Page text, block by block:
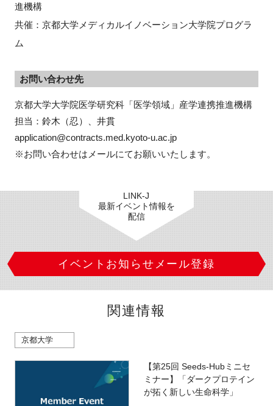
進機構
共催：京都大学メディカルイノベーション大学院プログラ
ム
お問い合わせ先
京都大学大学院医学研究科「医学領域」産学連携推進機構
担当：鈴木（忍）、井貫
application@contracts.med.kyoto-u.ac.jp
※お問い合わせはメールにてお願いいたします。
LINK-J
最新イベント情報を
配信
イベントお知らせメール登録
関連情報
京都大学
【第25回 Seeds-Hubミニセ
ミナー】「ダークプロテイン
が拓く新しい生命科学」